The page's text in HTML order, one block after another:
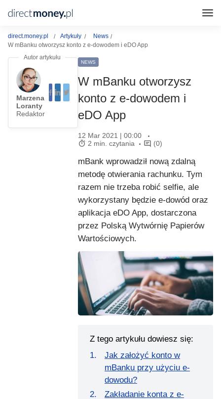
direct.money.pl Artykuły
News
W mBanku otworzysz konto z e-dowodem i eDO App
Marzena
Loranty
Redaktor
NEWS
W mBanku otworzysz
konto z e-dowodem i
eDO App
12 Mar 2021 | 00:00
2 min. czytania
(0)
mBank wprowadził nową zdalną
metodę otwierania rachunku. Tym
razem nie trzeba robić selfie, ale
wykorzystany będzie e-dowód oraz
aplikacja eDO App, dostarczona
przez Polską Wytwórnię Papierów
Wartościowych.
Z tego artykułu dowiesz się:
Jak założyć konto w
mBanku przy użyciu e-
dowodu?
Zakładanie konta z e-